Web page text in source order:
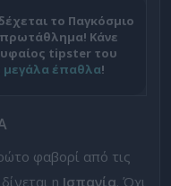
το Παγκόσμιο
Κάνε
tipster του
μεγάλα έπαθλα!
φαβορί από τις
δίνεται η Ισπανία. Όχι